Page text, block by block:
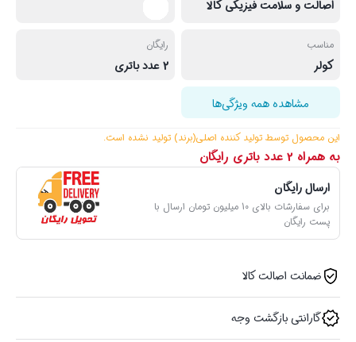
اصالت و سلامت فیزیکی کالا
مناسب
کولر
رایگان
2 عدد باتری
مشاهده همه ویژگی‌ها
این محصول توسط تولید کننده اصلی(برند) تولید نشده ‌است.
به همراه 2 عدد باتری رایگان
ارسال رایگان
برای سفارشات بالای 10 میلیون تومان ارسال با
پست رایگان
ضمانت اصالت کالا
گارانتی بازگشت وجه